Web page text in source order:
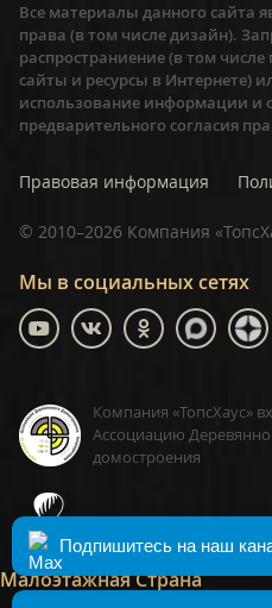
Мы в социальных сетях
Компания «ТопсХаус»
Ассоциацию
домостроения
Малоэтажная Страна
Все материалы данного сайта
права (в том числе дизайн).
распространиение (в том
сайты и ресурсы в Интернете)
использование информации и
предварительного согласия
Правовая информация
© 2010–2026 Компания
Подпишитесь на наш